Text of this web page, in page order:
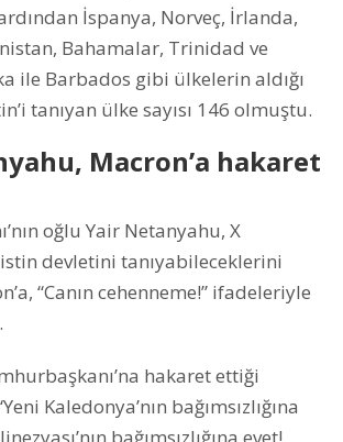
İspanya, Norveç, İrlanda,
Bahamalar, Trinidad ve
ile Barbados gibi ülkelerin aldığı
tanıyan ülke sayısı 146 olmuştu.
Macron’a hakaret
oğlu Yair Netanyahu, X
devletini tanıyabileceklerini
“Canın cehenneme!” ifadeleriyle
hakaret ettiği
Kaledonya’nın bağımsızlığına
bağımsızlığına evet!